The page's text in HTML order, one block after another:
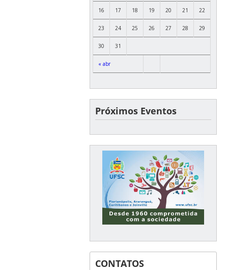
« abr
16 17 18 19 20 21 22
23 24 25 26 27 28 29
30 31
Próximos Eventos
CONTATOS